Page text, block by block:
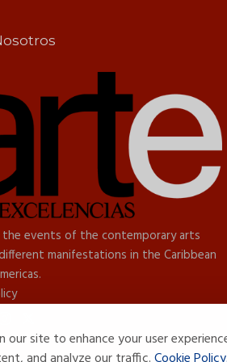
our site to enhance your user
events of the contemporary arts
manifestations in the Caribbean